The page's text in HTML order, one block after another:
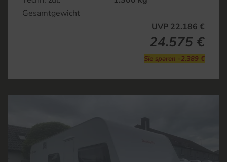
Gesamtgewicht
24.575 €
UVP 22.186 €
Sie sparen -2.389 €